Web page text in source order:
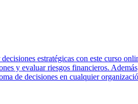
estratégicas con este curso
y evaluar riesgos financieros.
de decisiones en cualquier